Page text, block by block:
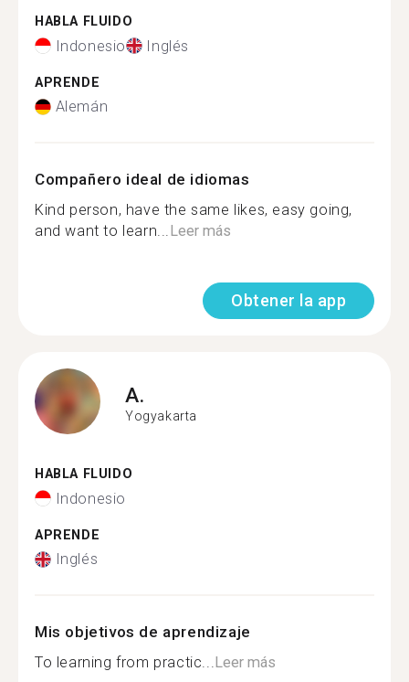
HABLA FLUIDO
Indonesio Inglés
APRENDE
Alemán
Compañero ideal de idiomas
Kind person, have the same likes, easy going,
and want to learn...Leer más
Obtener la app
A.
Yogyakarta
HABLA FLUIDO
Indonesio
APRENDE
Inglés
Mis objetivos de aprendizaje
To learning from practic...Leer más